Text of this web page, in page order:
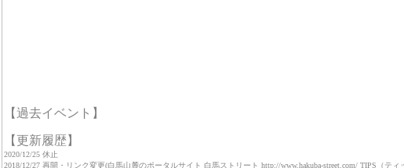
【過去イベント】
【更新履歴】
2020/12/25 休止
2018/12/27 再開・リンク変更(白馬山麓のポータルサイト 白馬ストリート http://www.hakuba-street.com/ TIPS（テ